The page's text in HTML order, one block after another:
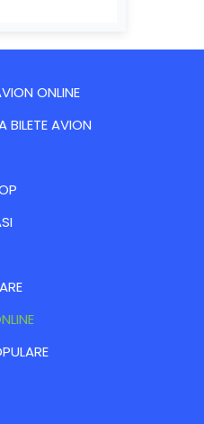
ONLINE
BILETE AVION